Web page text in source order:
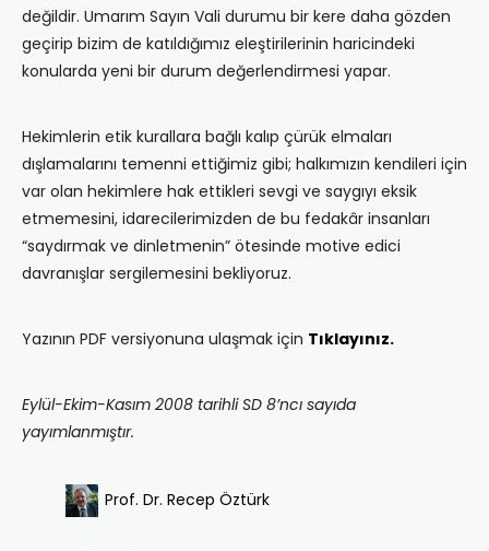
değildir. Umarım Sayın Vali durumu bir kere daha gözden
geçirip bizim de katıldığımız eleştirilerinin haricindeki
konularda yeni bir durum değerlendirmesi yapar.
Hekimlerin etik kurallara bağlı kalıp çürük elmaları
dışlamalarını temenni ettiğimiz gibi; halkımızın kendileri için
var olan hekimlere hak ettikleri sevgi ve saygıyı eksik
etmemesini, idarecilerimizden de bu fedakâr insanları
“saydırmak ve dinletmenin” ötesinde motive edici
davranışlar sergilemesini bekliyoruz.
Yazının PDF versiyonuna ulaşmak için Tıklayınız.
Eylül-Ekim-Kasım 2008 tarihli SD 8’ncı sayıda
yayımlanmıştır.
Prof. Dr. Recep Öztürk